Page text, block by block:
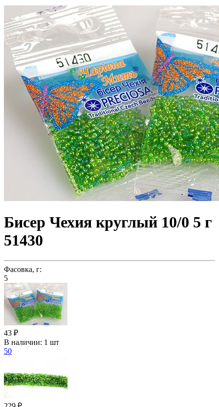
Бисер Чехия круглый 10/0 5 г
51430
Фасовка, г:
5
43 ₽
В наличии: 1 шт
50